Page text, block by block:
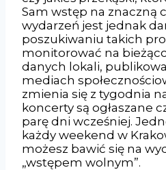
Sam wstęp na znaczną
wydarzeń jest jednak
poszukiwaniu takich
monitorować na
danych lokali,
mediach
zmienia się z tygodnia
koncerty są ogłaszane
parę dni wcześniej.
każdy weekend w
możesz bawić się na
„wstępem wolnym”.